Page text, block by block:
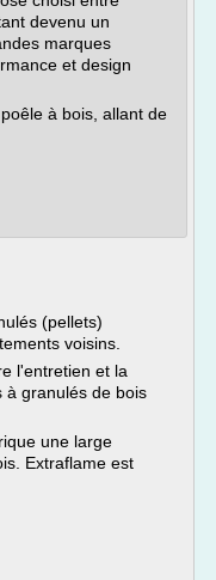
devenu un
marques
et design
à bois, allant de
(pellets)
voisins.
l'entretien et la
à granulés de bois
une large
Extraflame est